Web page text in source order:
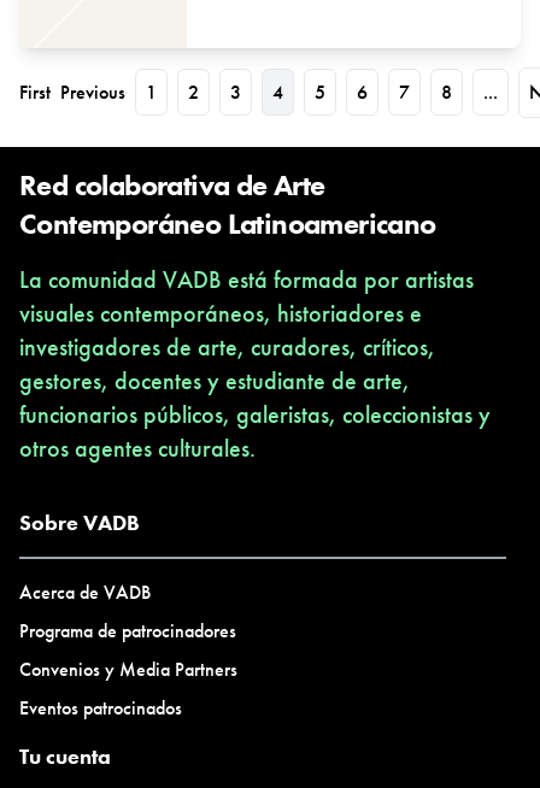
First Previous 1 2 3 4 5 6 7 8 ...
Red colaborativa de Arte
Contemporáneo Latinoamericano
La comunidad VADB está formada por artistas
visuales contemporáneos, historiadores e
investigadores de arte, curadores, críticos,
gestores, docentes y estudiante de arte,
funcionarios públicos, galeristas, coleccionistas y
otros agentes culturales.
Sobre VADB
Acerca de VADB
Programa de patrocinadores
Convenios y Media Partners
Eventos patrocinados
Tu cuenta